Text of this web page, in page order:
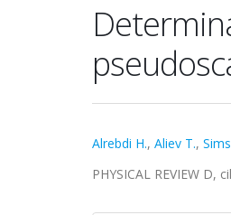
Alrebdi H., Aliev T.,
PHYSICAL REVIEW D,